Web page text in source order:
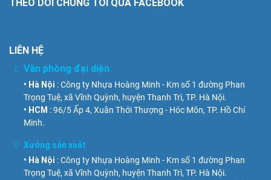
THEO DÕI CHÚNG TÔI QUA FACEBOOK
LIÊN HỆ
Văn phòng đại diện
• Hà Nội : Công ty Nhựa Hoàng Minh - Km số 1 đường Phan
Trọng Tuệ, xã Vĩnh Quỳnh, huyện Thanh Trì, TP. Hà Nội.
• HCM : 96/5 Ấp 4, Xuân Thới Thượng - Hóc Môn, TP. Hồ Chí
Minh.
Xưởng sản xuất
• Hà Nội : Công ty Nhựa Hoàng Minh - Km số 1 đường Phan
Trọng Tuệ, xã Vĩnh Quỳnh, huyện Thanh Trì, TP. Hà Nội.